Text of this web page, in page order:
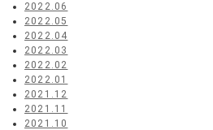
2022.06
2022.05
2022.04
2022.03
2022.02
2022.01
2021.12
2021.11
2021.10